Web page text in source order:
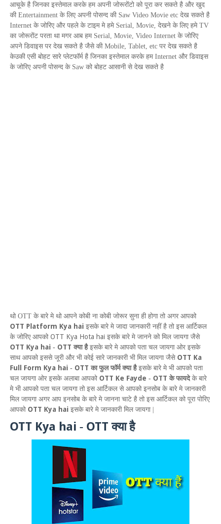
आचूके है जिनका इस्तेमाल करके हम अपनी जोरूरोंटो को पूरा कर सकते है और खुद
की Entertainment के लिए अपनी पोसन्द की Saw Video Movie etc देख सकते है
Internet के जोरिए और पहले के टाइम मे हमे Serial, Movie, देखने के लिए हमे TV
का जोरूरोंट परता था मगर आब हम Serial, Movie, Video Internet के जोरिए
अपने डिवाइस पर देख सकते है जैसे की Mobile, Tablet, etc पर देख सकते है
केउकी एसी बोहट सारे प्लेटफॉर्म है जिनका इस्तेमाल करके हम Internet और डिवाइस
के जोरिए अपनी पोसन्द के Saw को बोहट आसानी से देख सकते है
थो OTT के बारे मे थो आपने कोबी ना कोबी जोरूर सुना ही होगा तो अगर आपको
OTT Platform Kya hai इसके बारे मे जादा जानकारी नहीं है तो इस आर्टिकल
के जोरिए आपको OTT Kya Hota hai इसके बारे मे जानने को मिल जायगा जैसे
OTT Kya hai - OTT क्या है इसके बारे मे आपको पता चल जायगा ओर इसके
साथ आपको इससे जूरी और भी कोई सारे जानकारी भी मिल जायगा जैसे OTT Ka
Full Form Kya hai - OTT का फुल फॉर्म क्या हैइसके बारे मे भी आपको पता
चल जायगा ओर इसके अलाबा आपको OTT Ke Fayde - OTT के फायदे के बारे
मे भी आपको पता चल जायगा तो इस आर्टिकल से आपको इनसोब के बारे मे जानकारी
मिल जायगा अगर आप इनसोब के बारे मे जानना चाटे है तो इस आर्टिकल को पूरा पोरिए
आपको OTT Kya hai इसके बारे मे जानकारी मिल जायगा |
OTT Kya hai - OTT क्या है